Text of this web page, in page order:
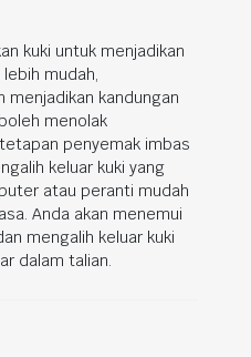
kuki untuk menjadikan
mudah,
menjadikan kandungan
menolak
penyemak imbas
keluar kuki yang
atau peranti mudah
Anda akan menemui
mengalih keluar kuki
dalam talian.